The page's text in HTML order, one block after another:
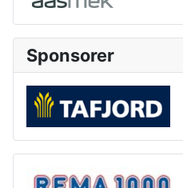
Sponsorer